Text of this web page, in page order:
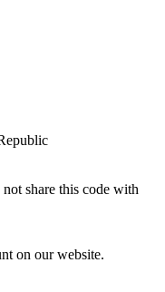
share this code with
on our website.